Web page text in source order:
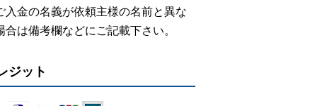
入金の名義が依頼主様の名前と異な
合は備考欄などにご記載下さい。
ジット